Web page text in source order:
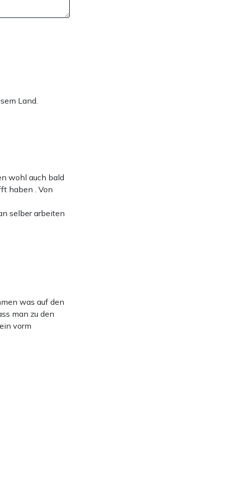
Land.
wohl auch bald
haben . Von
selber arbeiten
was auf den
man zu den
vorm